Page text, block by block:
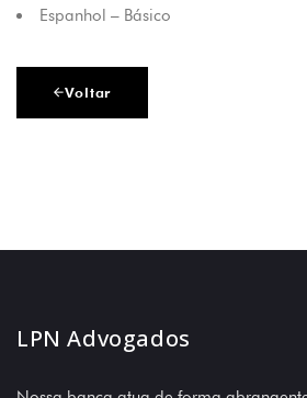
E
Espanhol – Básico
Voltar
LPN Advogados